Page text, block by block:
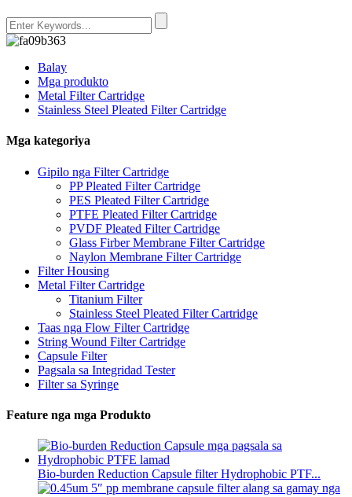
Balay
Mga produkto
Metal Filter Cartridge
Stainless Steel Pleated Filter Cartridge
Mga kategoriya
Gipilo nga Filter Cartridge
PP Pleated Filter Cartridge
PES Pleated Filter Cartridge
PTFE Pleated Filter Cartridge
PVDF Pleated Filter Cartridge
Glass Firber Membrane Filter Cartridge
Naylon Membrane Filter Cartridge
Filter Housing
Metal Filter Cartridge
Titanium Filter
Stainless Steel Pleated Filter Cartridge
Taas nga Flow Filter Cartridge
String Wound Filter Cartridge
Capsule Filter
Pagsala sa Integridad Tester
Filter sa Syringe
Feature nga mga Produkto
Bio-burden Reduction Capsule filter Hydrophobic PTF...